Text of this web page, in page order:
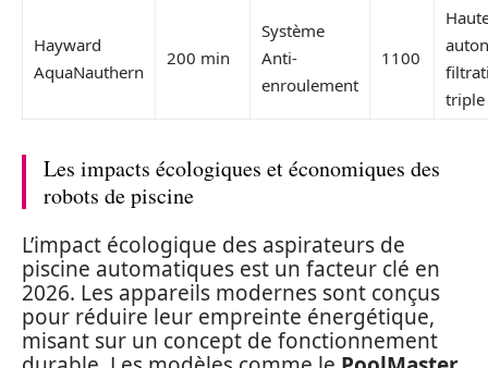
Hayward
AquaNauthern
200 min
Système
Anti-
enroulement
1100
triple
Les impacts écologiques et économiques des
robots de piscine
L’impact écologique des aspirateurs de
piscine automatiques est un facteur clé en
2026. Les appareils modernes sont conçus
pour réduire leur empreinte énergétique,
misant sur un concept de fonctionnement